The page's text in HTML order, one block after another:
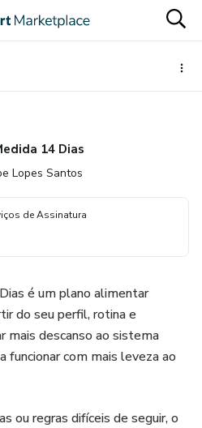
14 Dias
Lopes Santos
de Assinatura
é um plano alimentar
do seu perfil, rotina e
mais descanso ao sistema
funcionar com mais leveza ao
ou regras difíceis de seguir, o